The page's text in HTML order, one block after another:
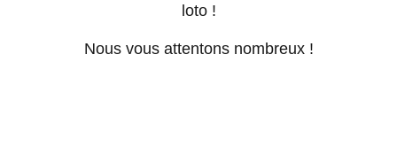
loto !
Nous vous attentons nombreux !